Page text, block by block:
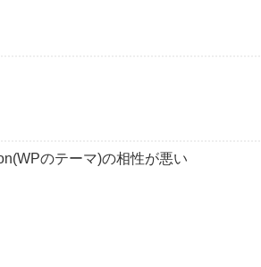
のテーマ)の相性が悪い